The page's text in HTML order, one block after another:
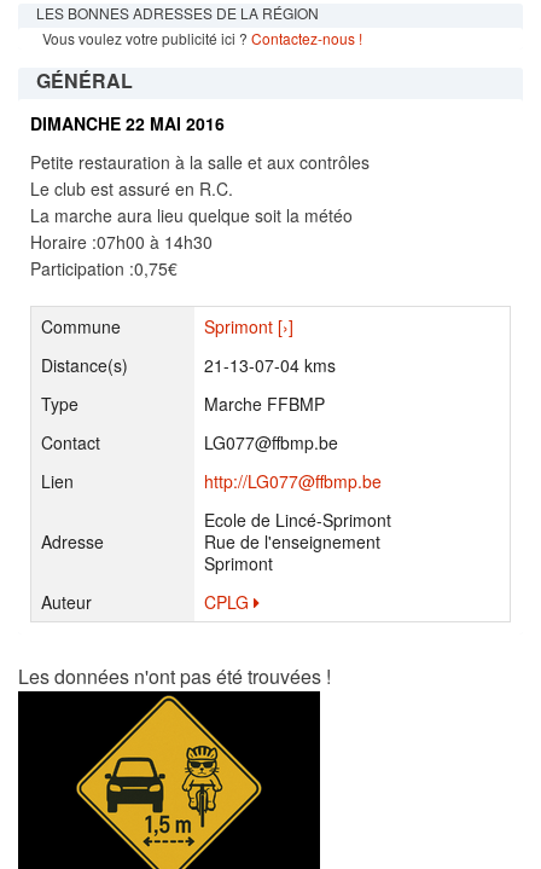
LES BONNES ADRESSES DE LA RÉGION
Vous voulez votre publicité ici ? Contactez-nous !
GÉNÉRAL
DIMANCHE 22 MAI 2016
Petite restauration à la salle et aux contrôles
Le club est assuré en R.C.
La marche aura lieu quelque soit la météo
Horaire :07h00 à 14h30
Participation :0,75€
Commune
Sprimont [›]
Distance(s)
21-13-07-04 kms
Type
Marche FFBMP
Contact
LG077@ffbmp.be
Lien
http://LG077@ffbmp.be
Adresse
Ecole de Lincé-Sprimont
Rue de l'enseignement
Sprimont
Auteur
CPLG
Les données n'ont pas été trouvées !